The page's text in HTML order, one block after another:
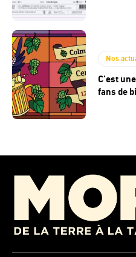
Nos
C’est
fans de